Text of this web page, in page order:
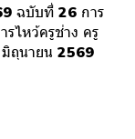
ฉบับที่ 26 การ
รไหว้ครูช่าง ครู
ถุนายน 2569